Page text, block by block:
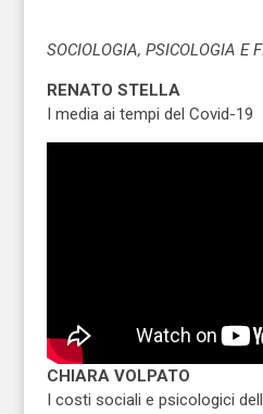
SOCIOLOGIA, PSICOLOGIA E
RENATO STELLA
I media ai tempi del Covid-19
CHIARA VOLPATO
I costi sociali e psicologici